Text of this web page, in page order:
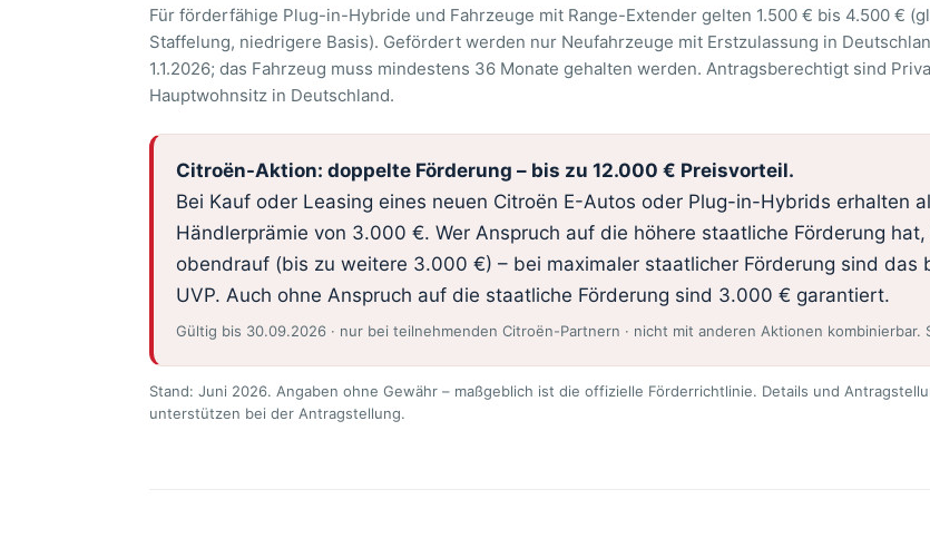
Für förderfähige Plug-in-Hybride und Fahrzeuge mit Range-Extender gelten 1.500 € bis 4.500 €
Staffelung, niedrigere Basis). Gefördert werden nur Neufahrzeuge mit Erstzulassung in
1.1.2026; das Fahrzeug muss mindestens 36 Monate gehalten werden. Antragsberechtigt sind
Hauptwohnsitz in Deutschland.
Citroën-Aktion: doppelte Förderung – bis zu 12.000 € Preisvorteil.
Bei Kauf oder Leasing eines neuen Citroën E-Autos oder Plug-in-Hybrids erhalten
Händlerprämie von 3.000 €. Wer Anspruch auf die höhere staatliche Förderung
obendrauf (bis zu weitere 3.000 €) – bei maximaler staatlicher Förderung sind das
UVP. Auch ohne Anspruch auf die staatliche Förderung sind 3.000 € garantiert.
Gültig bis 30.09.2026 · nur bei teilnehmenden Citroën-Partnern · nicht mit anderen Aktionen kombinierbar.
Stand: Juni 2026. Angaben ohne Gewähr – maßgeblich ist die offizielle Förderrichtlinie. Details und
unterstützen bei der Antragstellung.